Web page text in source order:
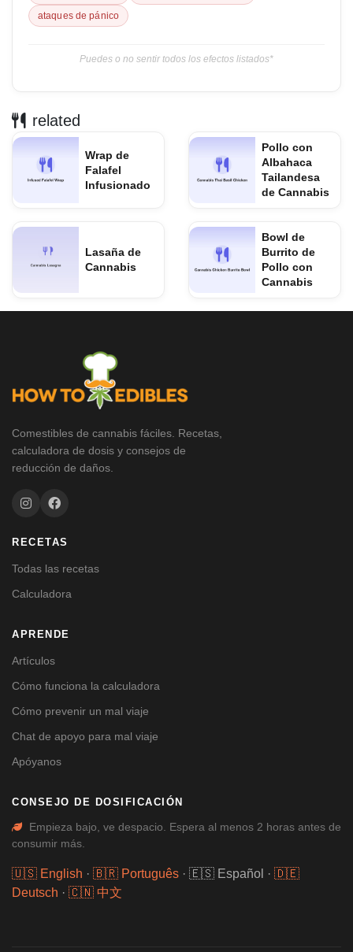
ataques de pánico
Puedes o no sentir todos los efectos listados*
related
Wrap de
Falafel
Infusionado
Pollo con
Albahaca
Tailandesa
de Cannabis
Lasaña de
Cannabis
Bowl de
Burrito de
Pollo con
Cannabis
Comestibles de cannabis fáciles. Recetas,
calculadora de dosis y consejos de
reducción de daños.
RECETAS
Todas las recetas
Calculadora
APRENDE
Artículos
Cómo funciona la calculadora
Cómo prevenir un mal viaje
Chat de apoyo para mal viaje
Apóyanos
CONSEJO DE DOSIFICACIÓN
Empieza bajo, ve despacio. Espera al menos 2 horas antes de
consumir más.
🇺🇸 English · 🇧🇷 Português · 🇪🇸 Español · 🇩🇪
Deutsch · 🇨🇳 中文